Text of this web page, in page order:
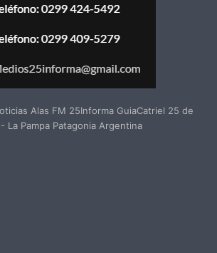
Alas FM 25Informa GuiaCatriel 25 de
La Pampa Patagonia Argentina